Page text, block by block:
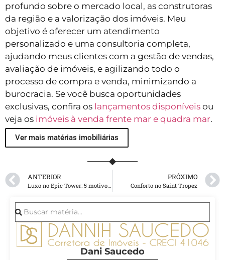
profundo sobre o mercado local, as construtoras
da região e a valorização dos imóveis. Meu
objetivo é oferecer um atendimento
personalizado e uma consultoria completa,
ajudando meus clientes com a gestão de vendas,
avaliação de imóveis, e agilizando todo o
processo de compra e venda, minimizando a
burocracia. Se você busca oportunidades
exclusivas, confira os lançamentos disponíveis ou
veja os imóveis à venda frente mar e quadra mar.
Ver mais matérias imobiliárias
ANTERIOR PRÓXIMO
Conforto no Saint Tropez
Dani Saucedo